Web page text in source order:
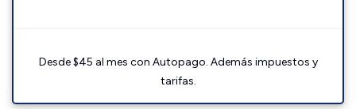
Desde $45 al mes con Autopago. Además impuestos y
tarifas.